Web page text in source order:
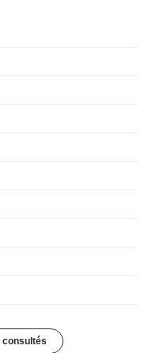
consultés